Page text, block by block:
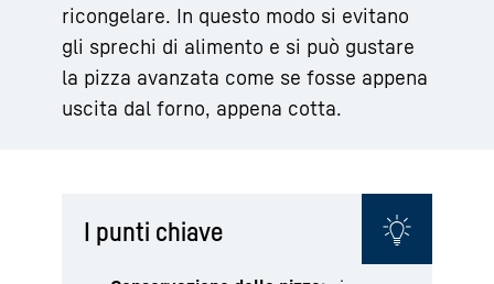
ricongelare. In questo modo si evitano
gli sprechi di alimento e si può gustare
la pizza avanzata come se fosse appena
uscita dal forno, appena cotta.
I punti chiave